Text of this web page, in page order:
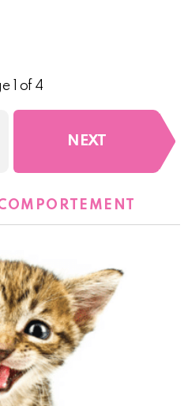
1 of 4
NEXT